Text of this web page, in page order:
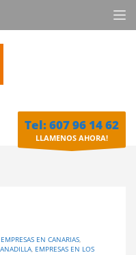
Tel: 607 96 14 62
LLAMENOS AHORA!
EMPRESAS EN CANARIAS,
, EMPRESAS EN LOS